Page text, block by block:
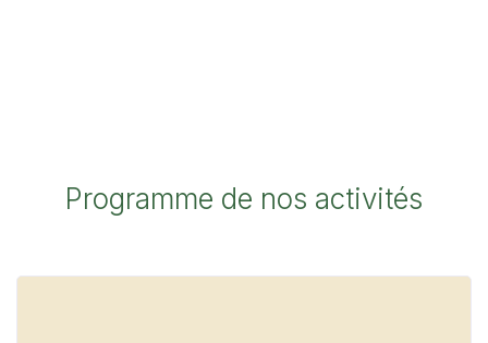
Programme de nos activités